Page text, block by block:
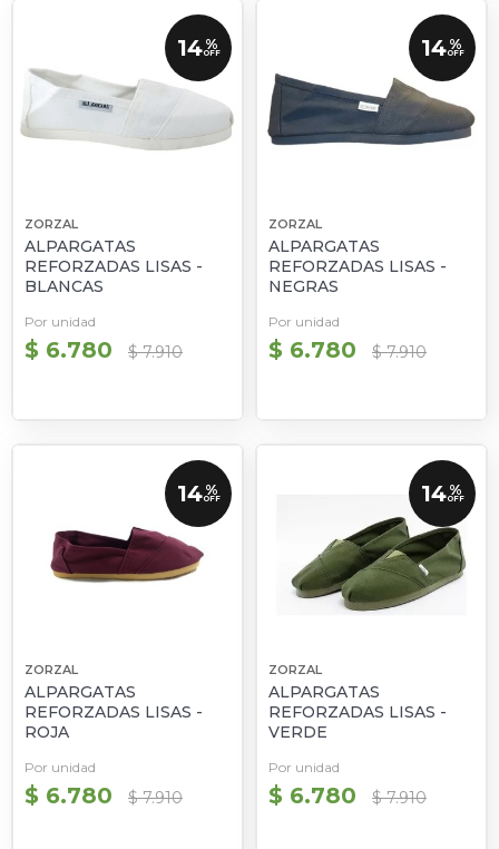
14 %
OFF
ZORZAL
ALPARGATAS
REFORZADAS LISAS -
BLANCAS
Por unidad
$ 6.780 $ 7.910
14 %
OFF
ZORZAL
ALPARGATAS
REFORZADAS LISAS -
NEGRAS
Por unidad
$ 6.780 $ 7.910
14 %
OFF
ZORZAL
ALPARGATAS
REFORZADAS LISAS -
ROJA
Por unidad
$ 6.780 $ 7.910
14 %
OFF
ZORZAL
ALPARGATAS
REFORZADAS LISAS -
VERDE
Por unidad
$ 6.780 $ 7.910